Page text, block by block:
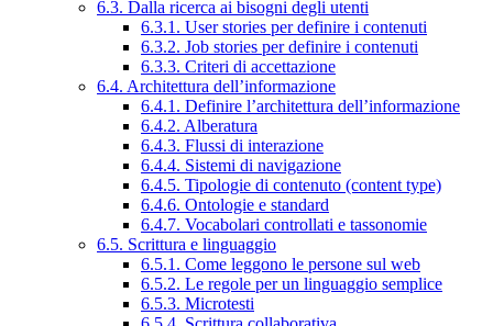
6.3. Dalla ricerca ai bisogni degli utenti
6.3.1. User stories per definire i contenuti
6.3.2. Job stories per definire i contenuti
6.3.3. Criteri di accettazione
6.4. Architettura dell’informazione
6.4.1. Definire l’architettura dell’informazione
6.4.2. Alberatura
6.4.3. Flussi di interazione
6.4.4. Sistemi di navigazione
6.4.5. Tipologie di contenuto (content type)
6.4.6. Ontologie e standard
6.4.7. Vocabolari controllati e tassonomie
6.5. Scrittura e linguaggio
6.5.1. Come leggono le persone sul web
6.5.2. Le regole per un linguaggio semplice
6.5.3. Microtesti